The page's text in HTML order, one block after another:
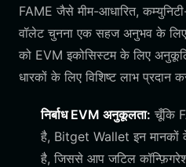
FAME जैसे मीम-आधारित,
वॉलेट चुनना एक सहज अनुभव के
को EVM इकोसिस्टम के लिए
धारकों के लिए विशिष्ट लाभ प्रदान
निर्बाध EVM अनुकूलता: चूँकि
है, Bitget Wallet इन मानकों के
है, जिससे आप जटिल